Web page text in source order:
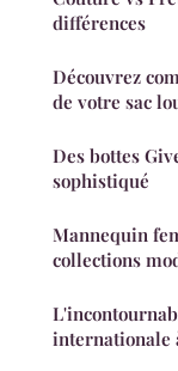
différences
Découvrez
de votre sac
Des bottes
sophistiqué
Mannequin
collections
internationale